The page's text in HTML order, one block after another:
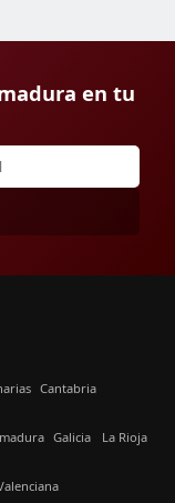
en tu
Cantabria
Galicia La Rioja